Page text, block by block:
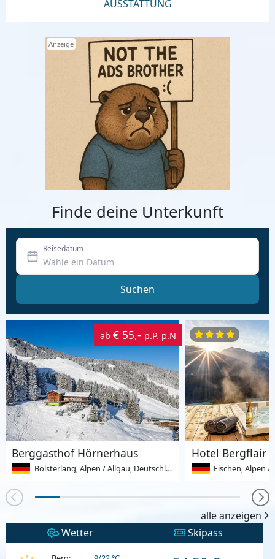
Finde deine Unterkunft
Reisedatum
Suchen
ab € 55,- p.P. p.N
Berggasthof Hörnerhaus
Bolsterlang, Alpen / Allgäu, Deutschland
Hotel Bergflair
Fischen, Alpen /
alle anzeigen
Wetter
Skipass
AUSSTATTUNG
Anzeige